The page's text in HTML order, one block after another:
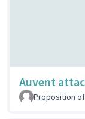
Auvent
Proposition